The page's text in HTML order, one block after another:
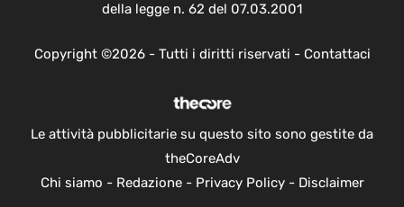
della legge n. 62 del 07.03.2001
Copyright ©2026 - Tutti i diritti riservati - Contattaci
Le attività pubblicitarie su questo sito sono gestite da
theCoreAdv
Chi siamo - Redazione- Privacy Policy- Disclaimer